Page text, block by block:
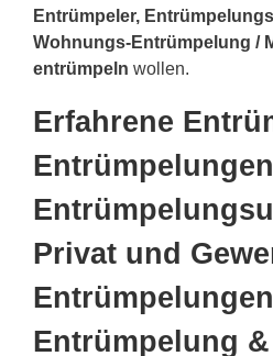
Entrümpeler,
Wohnungs-Entrümpelung /
entrümpeln wollen.
Erfahrene
Privat und
Entrümpelung